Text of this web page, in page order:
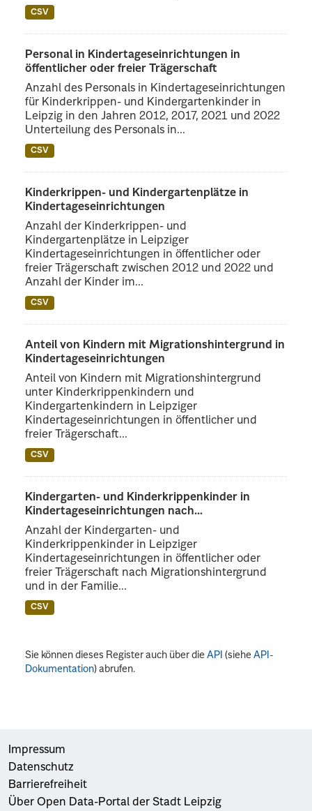
CSV
Personal in Kindertageseinrichtungen in
öffentlicher oder freier Trägerschaft
Anzahl des Personals in Kindertageseinrichtungen
für Kinderkrippen- und Kindergartenkinder in
Leipzig in den Jahren 2012, 2017, 2021 und 2022
Unterteilung des Personals in...
CSV
Kinderkrippen- und Kindergartenplätze in
Kindertageseinrichtungen
Anzahl der Kinderkrippen- und
Kindergartenplätze in Leipziger
Kindertageseinrichtungen in öffentlicher oder
freier Trägerschaft zwischen 2012 und 2022 und
Anzahl der Kinder im...
CSV
Anteil von Kindern mit Migrationshintergrund in
Kindertageseinrichtungen
Anteil von Kindern mit Migrationshintergrund
unter Kinderkrippenkindern und
Kindergartenkindern in Leipziger
Kindertageseinrichtungen in öffentlicher und
freier Trägerschaft...
CSV
Kindergarten- und Kinderkrippenkinder in
Kindertageseinrichtungen nach...
Anzahl der Kindergarten- und
Kinderkrippenkinder in Leipziger
Kindertageseinrichtungen in öffentlicher oder
freier Trägerschaft nach Migrationshintergrund
und in der Familie...
CSV
Sie können dieses Register auch über dieAPI (sieheAPI-
Dokumentation) abrufen.
Impressum
Datenschutz
Barrierefreiheit
Über Open Data-Portal der Stadt Leipzig